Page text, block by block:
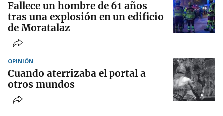
Fallece un hombre de 61 años
tras una explosión en un edificio
de Moratalaz
OPINIÓN
Cuando aterrizaba el portal a
otros mundos